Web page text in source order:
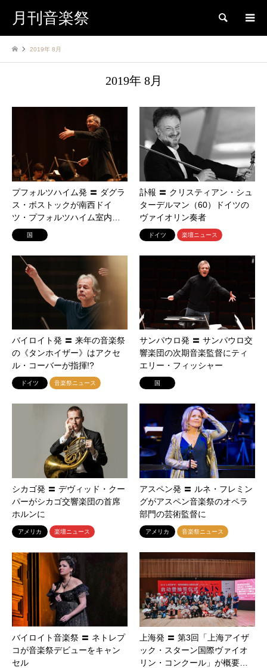
月刊音楽祭 検索
2019年 8月
2019年 8月
プフォルツハイム発 〓 ダグラ
ス・ボストックが南西ドイ
ツ・プフォルツハイム室内…
国
訃報 〓 クリスティアン・シュ
ターデルマン（60）ドイツの
ヴァイオリン奏者
ドイツ 楽壇ニュース
バイロイト発 〓 来年の音楽祭
の《タンホイザー》はアクセ
ル・コーバーが指揮!?
ドイツ 音楽祭ニュース
サンパウロ発 〓 サンパウロ交
響楽団の次期音楽監督にティ
エリー・フィッシャー
国
シカゴ発 〓 デヴィッド・クー
パーがシカゴ交響楽団の首席
ホルンに
アメリカ 楽壇ニュース
アスペン発 〓 ルネ・フレミン
グがアスペン音楽祭のオペラ
部門の芸術監督に
アメリカ 音楽祭ニュース
バイロイト音楽祭 〓 ネトレプ
コが音楽祭デビューをキャン
セル
上海発 〓 第3回「上海アイザ
ック・スターン国際ヴァイオ
リン・コンクール」が概要…